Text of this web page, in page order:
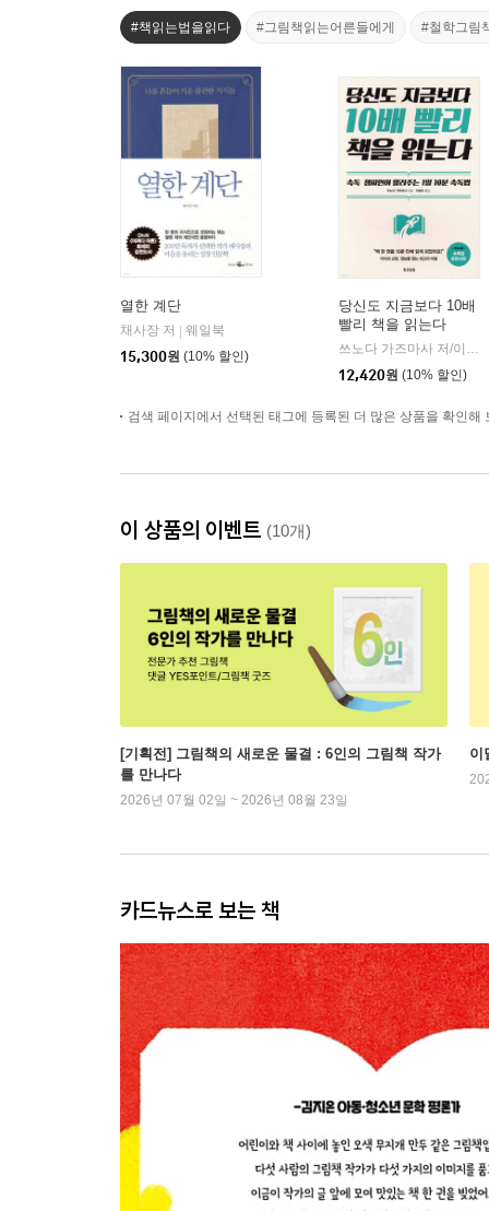
#책읽는법을읽다 #그림책읽는어른들에게 #철학그림
열한 계단
채사장 저
웨일북
15,300원 (10% 할인)
당신도 지금보다 10배
빨리 책을 읽는다
쓰노다 가즈마사 저/이해수 역
12,420원 (10% 할인)
검색 페이지에서 선택된 태그에 등록된 더 많은 상품을 확인해
이 상품의 이벤트 (10개)
[기획전] 그림책의 새로운 물결 : 6인의 그림책 작가
를 만나다
2026년 07월 02일 ~ 2026년 08월 23일
이
카드뉴스로 보는 책